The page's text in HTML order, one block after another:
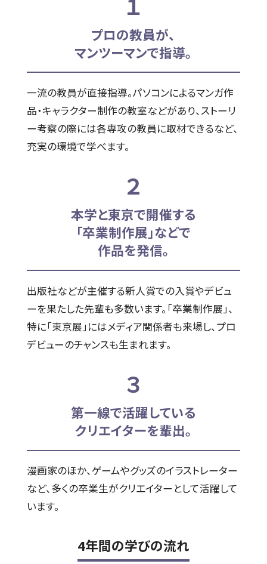
プロの教員が、
マンツーマンで指導。
一流の教員が直接指導。パソコンによるマンガ作
品・キャラクター制作の教室などがあり、ストーリ
ー考察の際には各専攻の教員に取材できるなど、
充実の環境で学べます。
２
本学と東京で開催する
「卒業制作展」などで
作品を発信。
出版社などが主催する新人賞での入賞やデビュ
ーを果たした先輩も多数います。「卒業制作展」、
特に「東京展」にはメディア関係者も来場し、プロ
デビューのチャンスも生まれます。
３
第一線で活躍している
クリエイターを輩出。
漫画家のほか、ゲームやグッズのイラストレーター
など、多くの卒業生がクリエイターとして活躍して
います。
4年間の学びの流れ